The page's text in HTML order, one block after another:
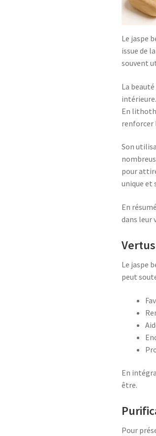
Le jaspe
issue de
souvent
La
En
renforcer
Son
pour
unique et
En
dans leur
Le jaspe
peut
En
être.
Pour